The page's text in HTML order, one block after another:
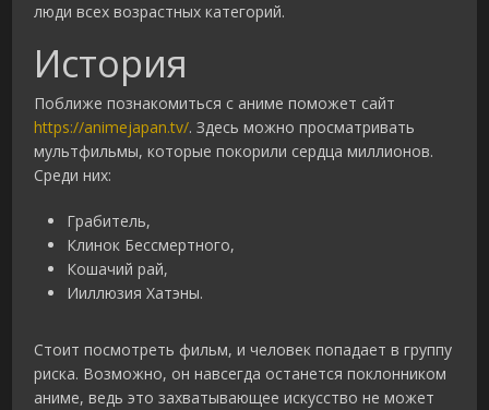
люди всех возрастных категорий.
История
Поближе познакомиться с аниме поможет сайт
https://animejapan.tv/. Здесь можно просматривать
мультфильмы, которые покорили сердца миллионов.
Среди них:
Грабитель,
Клинок Бессмертного,
Кошачий рай,
Ииллюзия Хатэны.
Стоит посмотреть фильм, и человек попадает в группу
риска. Возможно, он навсегда останется поклонником
аниме, ведь это захватывающее искусство не может